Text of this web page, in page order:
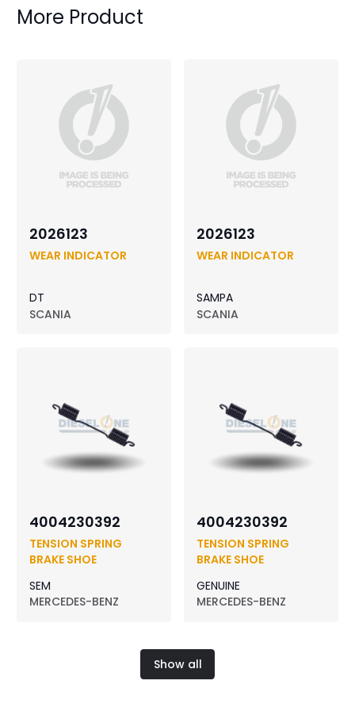
More Product
2026123
WEAR INDICATOR
DT
SCANIA
2026123
WEAR INDICATOR
SAMPA
SCANIA
4004230392
TENSION SPRING
BRAKE SHOE
SEM
MERCEDES-BENZ
4004230392
TENSION SPRING
BRAKE SHOE
GENUINE
MERCEDES-BENZ
Show all